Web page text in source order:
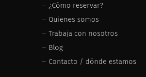
¿Cómo reservar?
Quienes somos
Trabaja con nosotros
Blog
Contacto / dónde estamos